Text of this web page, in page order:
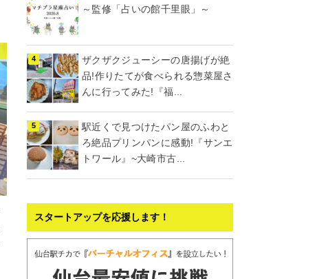
～監修「占いの館千里眼」～
ザクザクジューシーの唐揚げが絶
品!作りたてが食べられる惣菜屋さ
んに行ってみた!『福...
駅近くで見つけたパン屋のふわと
ろ絶品プリンパンに感動!『サンエ
トワール』~大崎市古...
スタートアップを応援します！